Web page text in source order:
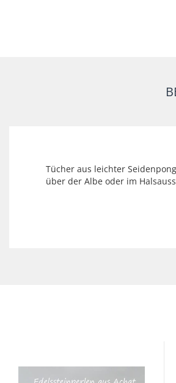
Tücher aus leichter
über der Albe oder im